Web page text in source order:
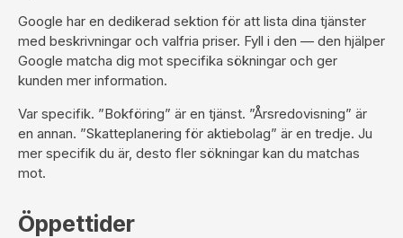
Google har en dedikerad sektion för att lista dina tjänster
med beskrivningar och valfria priser. Fyll i den — den hjälper
Google matcha dig mot specifika sökningar och ger
kunden mer information.
Var specifik. ”Bokföring” är en tjänst. ”Årsredovisning” är
en annan. ”Skatteplanering för aktiebolag” är en tredje. Ju
mer specifik du är, desto fler sökningar kan du matchas
mot.
Öppettider